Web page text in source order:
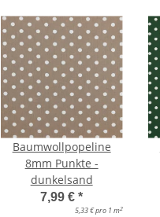
Baumwollpopeline
8mm Punkte -
dunkelsand
7,99 €*
5,33 € pro 1 m2